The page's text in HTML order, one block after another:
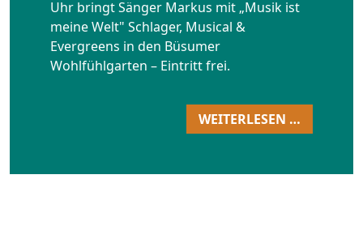
Uhr bringt Sänger Markus mit „Musik ist
meine Welt" Schlager, Musical &
Evergreens in den Büsumer
Wohlfühlgarten – Eintritt frei.
WEITERLESEN …